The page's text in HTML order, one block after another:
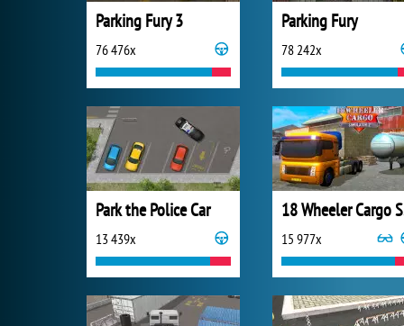
Parking Fury 3
76 476x
Parking Fury
78 242x
Park the Police Car
13 439x 15 977x